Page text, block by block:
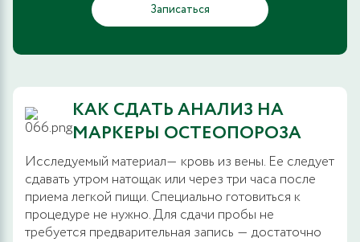
Записаться
КАК СДАТЬ АНАЛИЗ НА
МАРКЕРЫ ОСТЕОПОРОЗА
Исследуемый материал― кровь из вены. Ее следует
сдавать утром натощак или через три часа после
приема легкой пищи. Специально готовиться к
процедуре не нужно. Для сдачи пробы не
требуется предварительная запись ― достаточно